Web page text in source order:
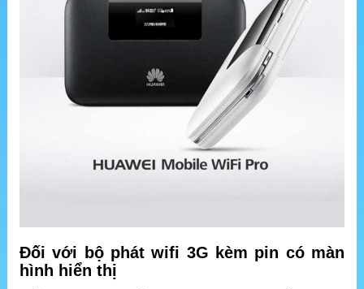
Đối với bộ phát wifi 3G kèm pin có màn
hình hiển thị